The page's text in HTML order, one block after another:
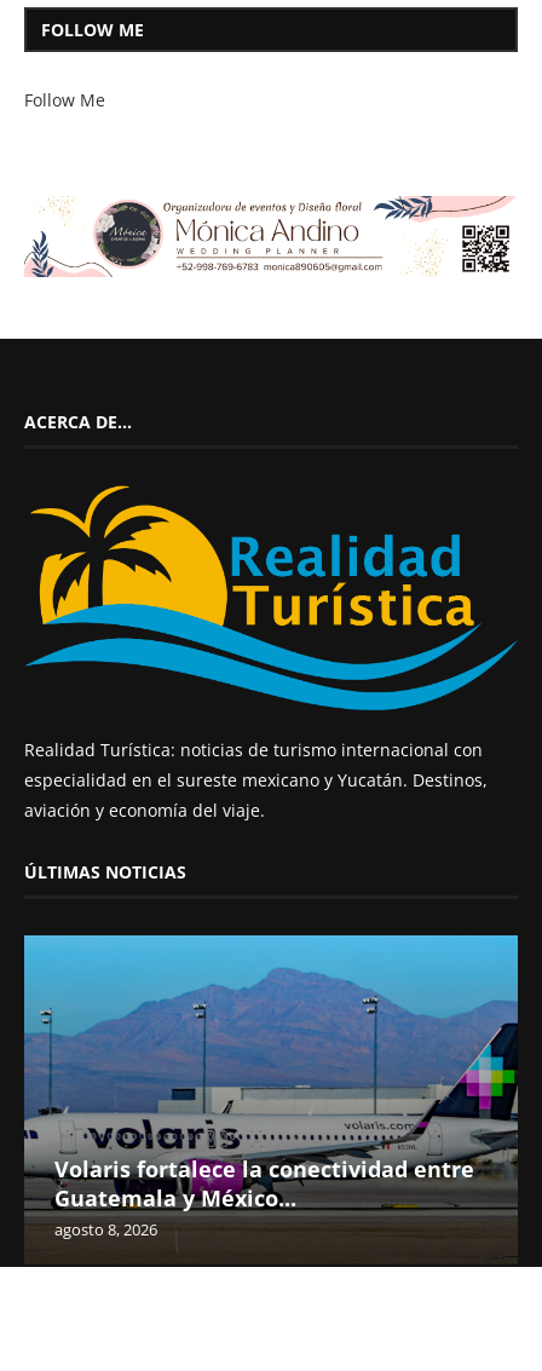
FOLLOW ME
Follow Me
ACERCA DE…
Realidad Turística: noticias de turismo internacional con
especialidad en el sureste mexicano y Yucatán. Destinos,
aviación y economía del viaje.
ÚLTIMAS NOTICIAS
Volaris fortalece la conectividad entre
Guatemala y México...
agosto 8, 2026